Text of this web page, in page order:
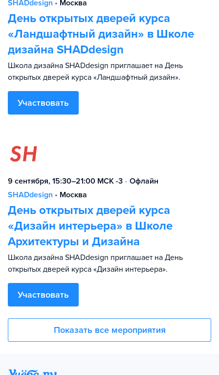
SHADdesign • Москва
День открытых дверей курса
«Ландшафтный дизайн» в Школе
дизайна SHADdesign
Школа дизайна SHADdesign приглашает на День
открытых дверей курса «Ландшафтный дизайн».
Участвовать
9 сентября, 15:30–21:00 МСК -3 • Офлайн
SHADdesign • Москва
День открытых дверей курса
«Дизайн интерьера» в Школе
Архитектуры и Дизайна
Школа дизайна SHADdesign приглашает на День
открытых дверей курса «Дизайн интерьера».
Участвовать
Показать все мероприятия